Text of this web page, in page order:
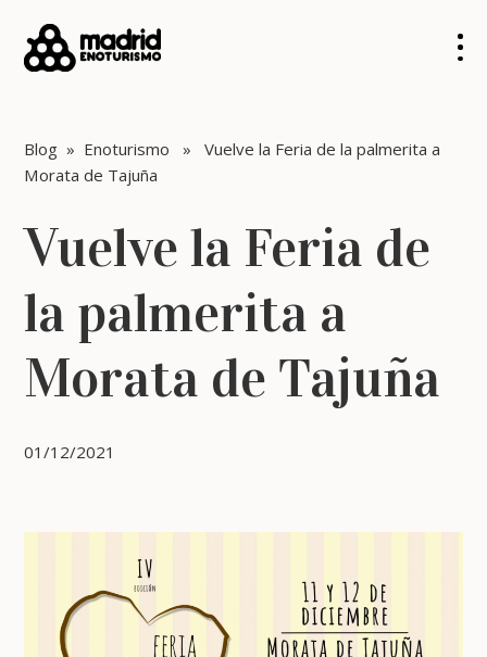
Blog » Enoturismo » Vuelve la Feria de la palmerita a
Morata de Tajuña
Vuelve la Feria de
la palmerita a
Morata de Tajuña
01/12/2021